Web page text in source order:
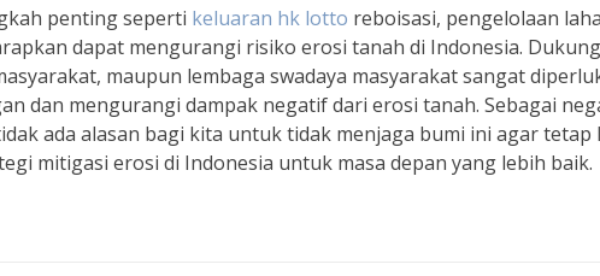
penting seperti keluaran hk lotto reboisasi, pengelolaan
dapat mengurangi risiko erosi tanah di Indonesia.
maupun lembaga swadaya masyarakat sangat
dan mengurangi dampak negatif dari erosi tanah. Sebagai
ada alasan bagi kita untuk tidak menjaga bumi ini agar tetap
mitigasi erosi di Indonesia untuk masa depan yang lebih baik.